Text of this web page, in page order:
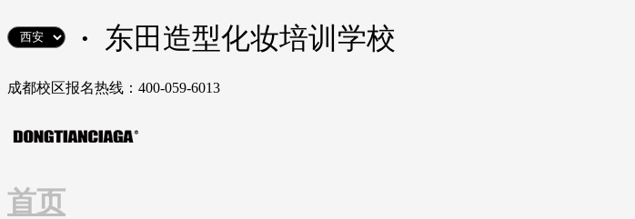
· 东田造型化妆培训学校
成都校区报名热线：400-059-6013
首页